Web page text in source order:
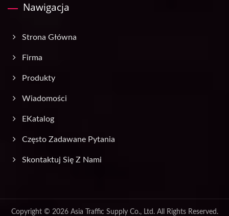
Nawigacja
Strona Główna
Firma
Produkty
Wiadomości
EKatalog
Często Zadawane Pytania
Skontaktuj Się Z Nami
Copyright © 2026 Asia Traffic Supply Co., Ltd.All Rights Reserved.